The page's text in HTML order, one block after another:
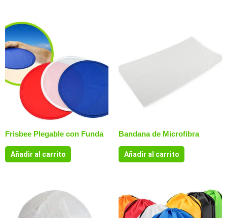
Frisbee Plegable con Funda
Añadir al carrito
Bandana de Microfibra
Añadir al carrito